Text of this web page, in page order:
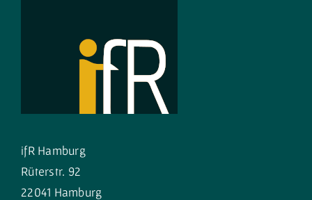
ifR Hamburg
Rüterstr. 92
22041 Hamburg